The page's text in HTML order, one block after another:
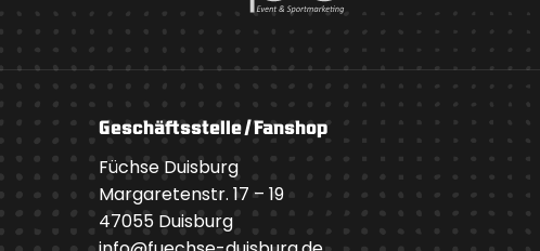
Geschäftsstelle / Fanshop
Füchse Duisburg
Margaretenstr. 17 – 19
47055 Duisburg